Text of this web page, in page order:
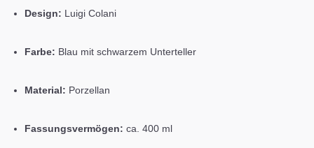
Design: Luigi Colani
Farbe: Blau mit schwarzem Unterteller
Material: Porzellan
Fassungsvermögen: ca. 400 ml